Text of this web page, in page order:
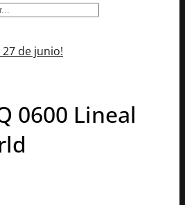
27 de junio!
0600 Lineal